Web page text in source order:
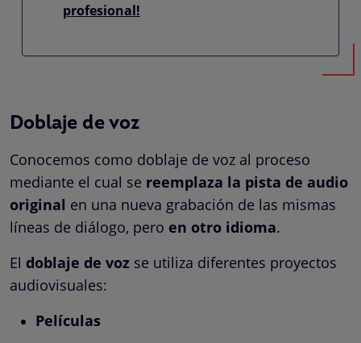
profesional!
Doblaje de voz
Conocemos como doblaje de voz al proceso
mediante el cual se reemplaza la pista de audio
original en una nueva grabación de las mismas
líneas de diálogo, pero en otro idioma.
El doblaje de voz se utiliza diferentes proyectos
audiovisuales:
Películas